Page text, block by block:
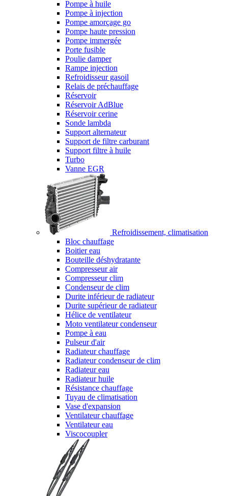
Pompe à huile
Pompe à injection
Pompe amorçage go
Pompe haute pression
Pompe immergée
Porte fusible
Poulie damper
Rampe injection
Refroidisseur gasoil
Relais de préchauffage
Réservoir
Réservoir AdBlue
Réservoir cerine
Sonde lambda
Support alternateur
Support de filtre carburant
Support filtre à huile
Turbo
Vanne EGR
Refroidissement, climatisation
Bloc chauffage
Boitier eau
Bouteille déshydratante
Compresseur air
Compresseur clim
Condenseur de clim
Durite inférieur de radiateur
Durite supérieur de radiateur
Hélice de ventilateur
Moto ventilateur condenseur
Pompe à eau
Pulseur d'air
Radiateur chauffage
Radiateur condenseur de clim
Radiateur eau
Radiateur huile
Résistance chauffage
Tuyau de climatisation
Vase d'expansion
Ventilateur chauffage
Ventilateur eau
Viscocoupler